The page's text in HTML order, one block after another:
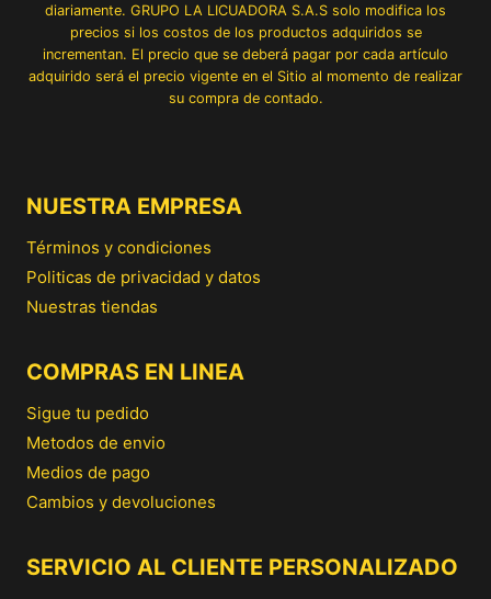
diariamente. GRUPO LA LICUADORA S.A.S solo modifica los
precios si los costos de los productos adquiridos se
incrementan. El precio que se deberá pagar por cada artículo
adquirido será el precio vigente en el Sitio al momento de realizar
su compra de contado.
NUESTRA EMPRESA
Términos y condiciones
Politicas de privacidad y datos
Nuestras tiendas
COMPRAS EN LINEA
Sigue tu pedido
Metodos de envio
Medios de pago
Cambios y devoluciones
SERVICIO AL CLIENTE PERSONALIZADO